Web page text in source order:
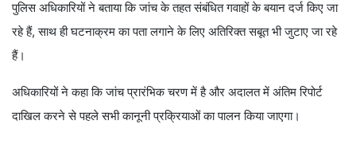
पुलिस अधिकारियों ने बताया कि जांच के तहत संबंधित गवाहों के बयान दर्ज किए जा
रहे हैं, साथ ही घटनाक्रम का पता लगाने के लिए अतिरिक्त सबूत भी जुटाए जा रहे
हैं।
अधिकारियों ने कहा कि जांच प्रारंभिक चरण में है और अदालत में अंतिम रिपोर्ट
दाखिल करने से पहले सभी कानूनी प्रक्रियाओं का पालन किया जाएगा।